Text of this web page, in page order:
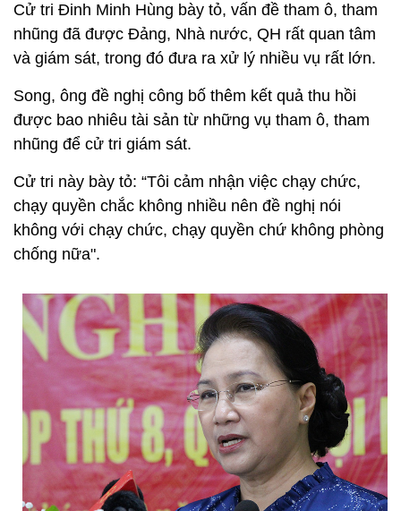
Cử tri Đinh Minh Hùng bày tỏ, vấn đề tham ô, tham
nhũng đã được Đảng, Nhà nước, QH rất quan tâm
và giám sát, trong đó đưa ra xử lý nhiều vụ rất lớn.
Song, ông đề nghị công bố thêm kết quả thu hồi
được bao nhiêu tài sản từ những vụ tham ô, tham
nhũng để cử tri giám sát.
Cử tri này bày tỏ: “Tôi cảm nhận việc chạy chức,
chạy quyền chắc không nhiều nên đề nghị nói
không với chạy chức, chạy quyền chứ không phòng
chống nữa".